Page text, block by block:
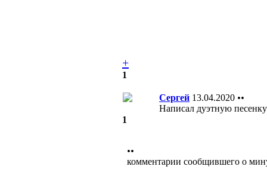
+
1
Сергей 13.04.2020 ••
Написал дуэтную песенку
1
••
комментарии сообщившего о